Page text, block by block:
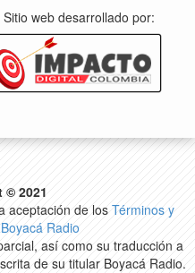
Sitio web desarrollado por:
© 2021
aceptación de los Términos y
Radio
así como su traducción a
de su titular Boyacá Radio.